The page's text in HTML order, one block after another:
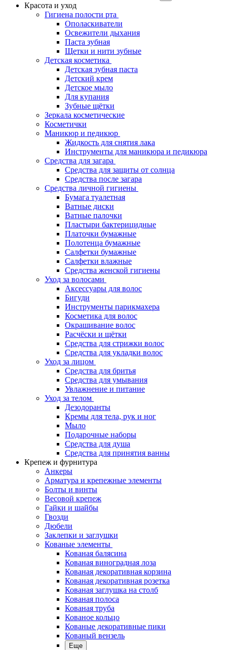
Красота и уход
Гигиена полости рта
Ополаскиватели
Освежители дыхания
Паста зубная
Щетки и нити зубные
Детская косметика
Детская зубная паста
Детский крем
Детское мыло
Для купания
Зубные щётки
Зеркала косметические
Косметички
Маникюр и педикюр
Жидкость для снятия лака
Инструменты для маникюра и педикюра
Средства для загара
Средства для защиты от солнца
Средства после загара
Средства личной гигиены
Бумага туалетная
Ватные диски
Ватные палочки
Пластыри бактерицидные
Платочки бумажные
Полотенца бумажные
Салфетки бумажные
Салфетки влажные
Средства женской гигиены
Уход за волосами
Аксессуары для волос
Бигуди
Инструменты парикмахера
Косметика для волос
Окрашивание волос
Расчёски и щётки
Средства для стрижки волос
Средства для укладки волос
Уход за лицом
Средства для бритья
Средства для умывания
Увлажнение и питание
Уход за телом
Дезодоранты
Кремы для тела, рук и ног
Мыло
Подарочные наборы
Средства для душа
Средства для принятия ванны
Крепеж и фурнитура
Анкеры
Арматура и крепежные элементы
Болты и винты
Весовой крепеж
Гайки и шайбы
Гвозди
Дюбели
Заклепки и заглушки
Кованые элементы
Кованая балясина
Кованая виноградная лоза
Кованая декоративная корзина
Кованая декоративная розетка
Кованая заглушка на столб
Кованая полоса
Кованая труба
Кованое кольцо
Кованые декоративные пики
Кованый вензель
Еще